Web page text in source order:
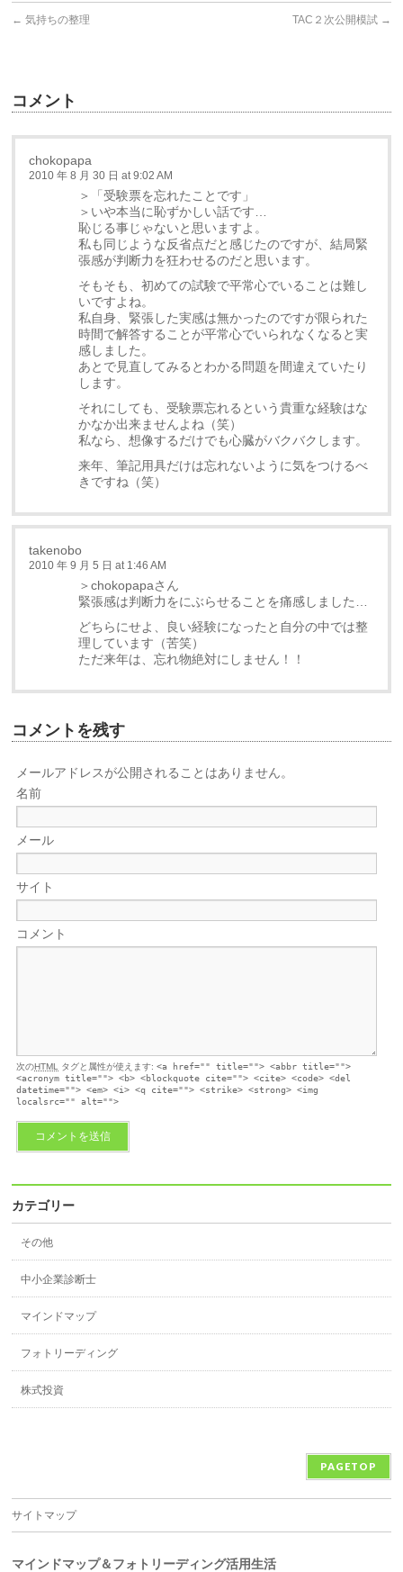
← 気持ちの整理 TAC２次公開模試 →
コメント
chokopapa
2010 年 8 月 30 日 at 9:02 AM
＞「受験票を忘れたことです」
＞いや本当に恥ずかしい話です…
恥じる事じゃないと思いますよ。
私も同じような反省点だと感じたのですが、結局緊
張感が判断力を狂わせるのだと思います。
そもそも、初めての試験で平常心でいることは難し
いですよね。
私自身、緊張した実感は無かったのですが限られた
時間で解答することが平常心でいられなくなると実
感しました。
あとで見直してみるとわかる問題を間違えていたり
します。
それにしても、受験票忘れるという貴重な経験はな
かなか出来ませんよね（笑）
私なら、想像するだけでも心臓がバクバクします。
来年、筆記用具だけは忘れないように気をつけるべ
きですね（笑）
takenobo
2010 年 9 月 5 日 at 1:46 AM
＞chokopapaさん
緊張感は判断力をにぶらせることを痛感しました…
どちらにせよ、良い経験になったと自分の中では整
理しています（苦笑）
ただ来年は、忘れ物絶対にしません！！
コメントを残す
メールアドレスが公開されることはありません。
名前
メール
サイト
コメント
次のHTML タグと属性が使えます:<a href="" title=""> <abbr title="">
<acronym title=""> <b> <blockquote cite=""> <cite> <code> <del
datetime=""> <em> <i> <q cite=""> <strike> <strong> <img
localsrc="" alt="">
カテゴリー
その他
中小企業診断士
マインドマップ
フォトリーディング
株式投資
PAGETOP
サイトマップ
マインドマップ＆フォトリーディング活用生活